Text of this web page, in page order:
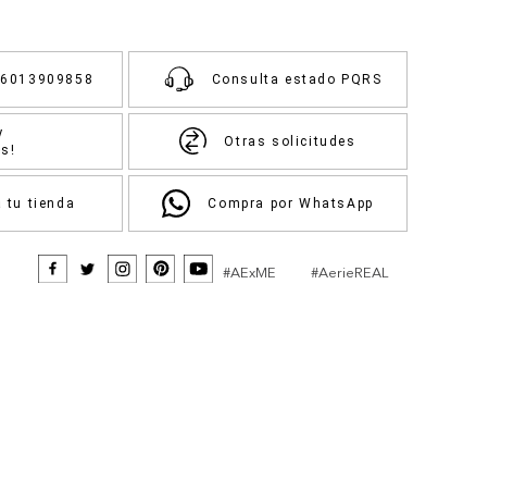
Consulta estado PQRS
Otras solicitudes
tu tienda Compra por WhatsApp
#AExME #AerieREAL